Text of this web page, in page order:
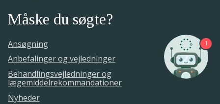
Måske du søgte?
Ansøgning
Anbefalinger og vejledninger
Behandlingsvejledninger og
lægemiddelrekommandationer
Nyheder
1